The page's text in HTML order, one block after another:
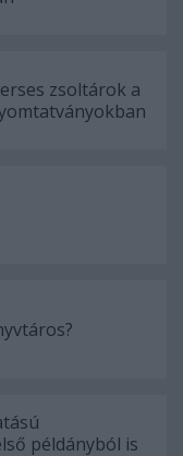
zsoltárok a
példányból is